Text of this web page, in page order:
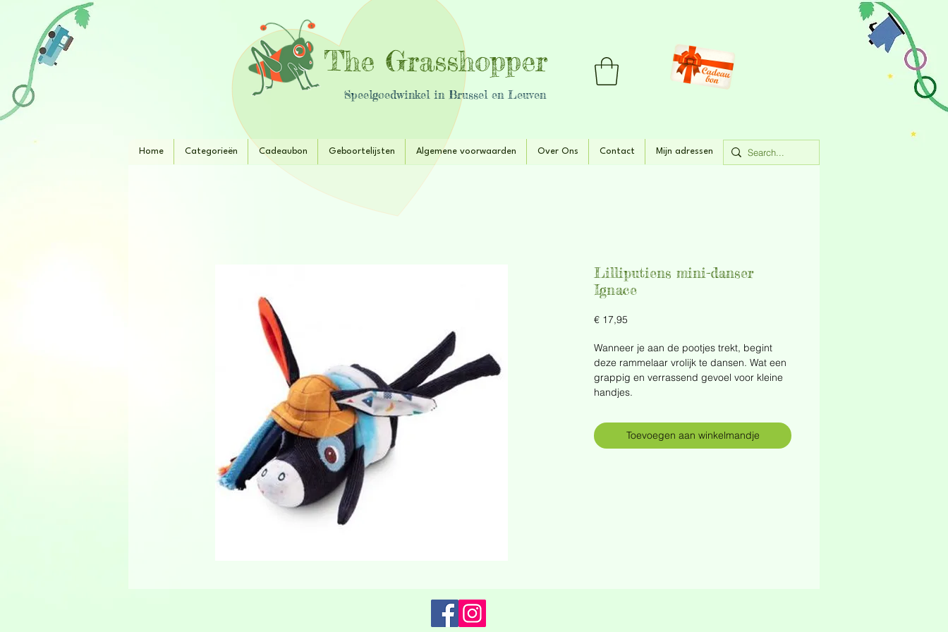
The Grasshopper
Speelgoedwinkel in Brussel en Leuven
Home Categorieën Cadeaubon Geboortelijsten Algemene voorwaarden Over Ons Contact Mijn adressen
Lilliputiens mini-danser
Ignace
€ 17,95
Wanneer je aan de pootjes trekt, begint
deze rammelaar vrolijk te dansen. Wat een
grappig en verrassend gevoel voor kleine
handjes.
Toevoegen aan winkelmandje